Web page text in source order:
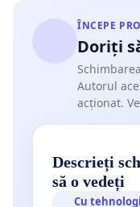
ÎNCEPE
Doriți
Autorul
acționat.
Descrieți
să o vedeți
Cu